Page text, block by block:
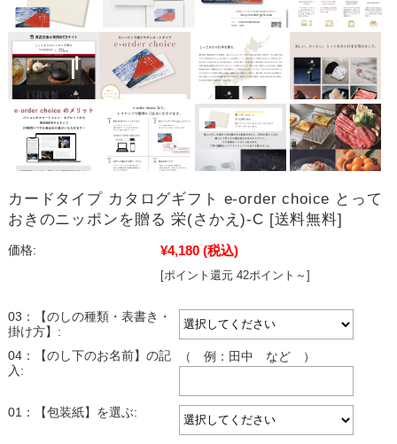
カードタイプ カタログギフト e-order choice とって
おきのニッポンを贈る 栄(さかえ)-C [送料無料]
価格: ¥4,180 (税込)
[ポイント還元 42ポイント～]
03：【のしの種類・表書き・
掛け方】:
04：【のし下のお名前】の記
入:
（ 例：田中 など ）
01：【包装紙】を選ぶ: